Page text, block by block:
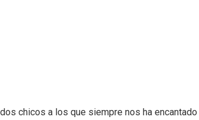
chicos a los que siempre nos ha